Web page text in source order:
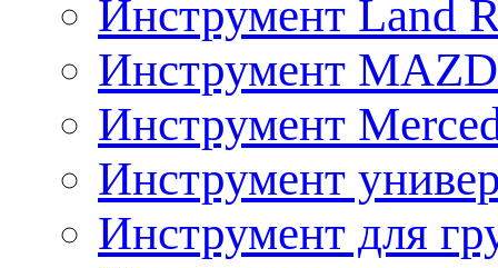
Инструмент Land
Инструмент
Инструмент
Инструмент
Инструмент для